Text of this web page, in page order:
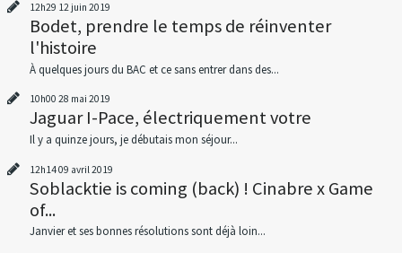
12h29 12 juin 2019
Bodet, prendre le temps de réinventer
l'histoire
À quelques jours du BAC et ce sans entrer dans des...
10h00 28 mai 2019
Jaguar I-Pace, électriquement votre
Il y a quinze jours, je débutais mon séjour...
12h1409 avril 2019
Soblacktie is coming (back) ! Cinabre x Game
of...
Janvier et ses bonnes résolutions sont déjà loin...